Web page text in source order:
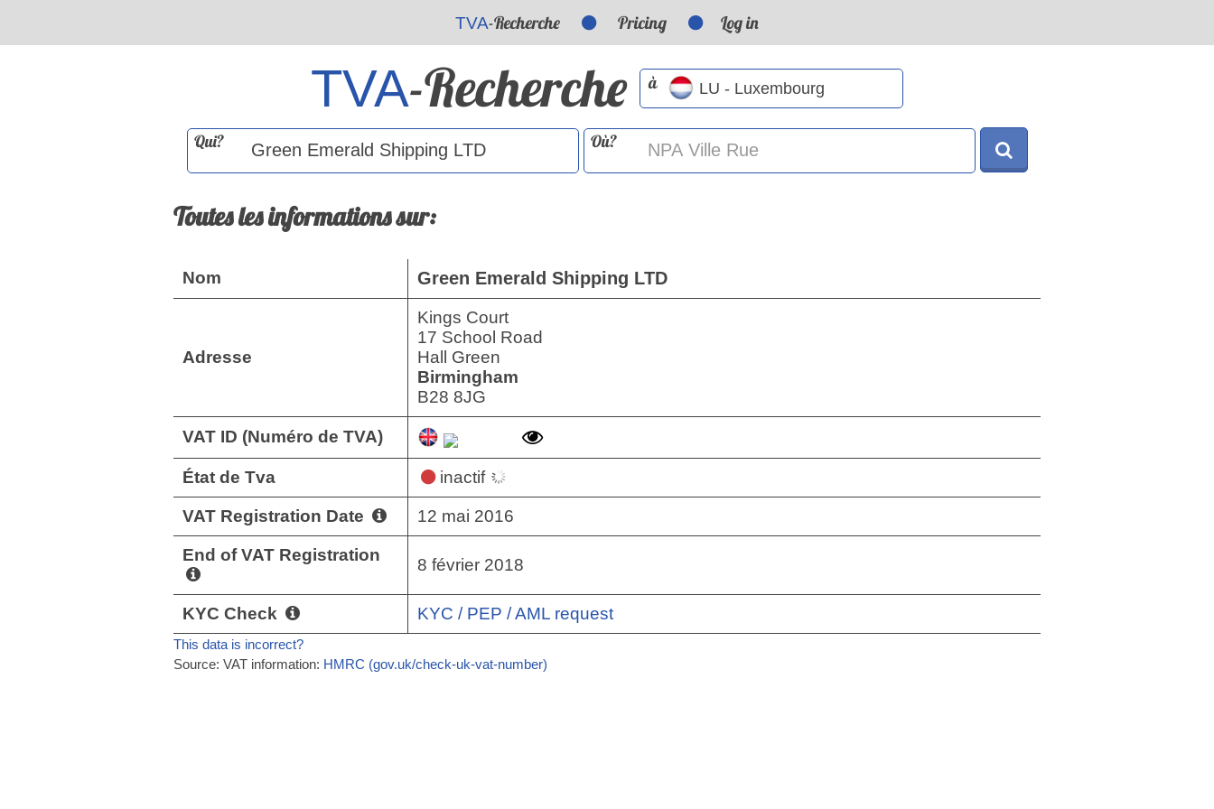
TVA-Recherche Pricing Log in
TVA-Recherche à
Qui? Où?
Toutes les informations sur:
Nom Green Emerald Shipping LTD
Adresse
Kings Court
17 School Road
Hall Green
Birmingham
B28 8JG
VAT ID (Numéro de TVA)
État de Tva inactif
VAT Registration Date 12 mai 2016
End of VAT Registration
8 février 2018
KYC Check KYC / PEP / AML request
This data is incorrect?
Source: VAT information: HMRC (gov.uk/check-uk-vat-number)